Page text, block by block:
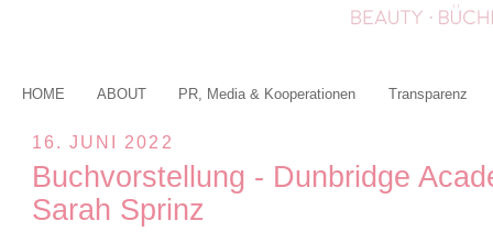
HOME ABOUT PR, Media & Kooperationen Transparenz
16. JUNI 2022
Buchvorstellung - Dunbridge
Sarah Sprinz